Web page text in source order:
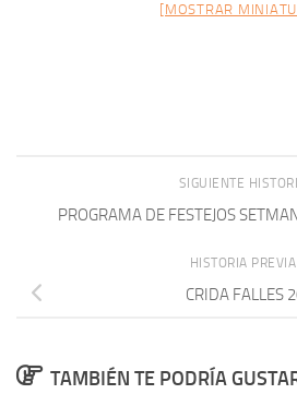
[MOSTRAR
SIGUIENTE
PROGRAMA DE FESTEJOS
HISTORIA PREVIA
CRIDA FALLES
TAMBIÉN TE PODRÍA